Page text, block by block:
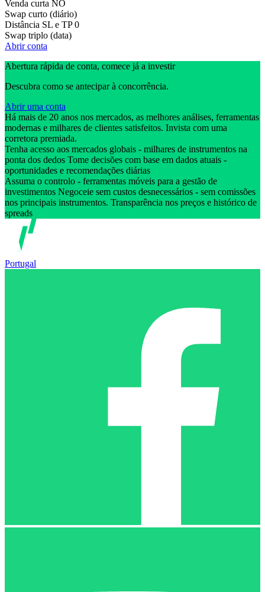
Venda curta NO
Swap curto (diário)
Distância SL e TP 0
Swap triplo (data)
Abrir conta
Abertura rápida de conta, comece já a investir
Descubra como se antecipar à concorrência.
Abrir uma conta
Há mais de 20 anos nos mercados, as melhores análises, ferramentas
modernas e milhares de clientes satisfeitos. Invista com uma
corretora premiada.
Tenha acesso aos mercados globais - milhares de instrumentos na
ponta dos dedos Tome decisões com base em dados atuais -
oportunidades e recomendações diárias
Assuma o controlo - ferramentas móveis para a gestão de
investimentos Negoceie sem custos desnecessários - sem comissões
nos principais instrumentos. Transparência nos preços e histórico de
spreads
Portugal